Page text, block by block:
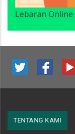
Lebaran
TENTANG KAMI